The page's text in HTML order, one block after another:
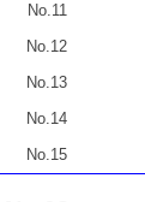
No.11
No.12
No.13
No.14
No.15